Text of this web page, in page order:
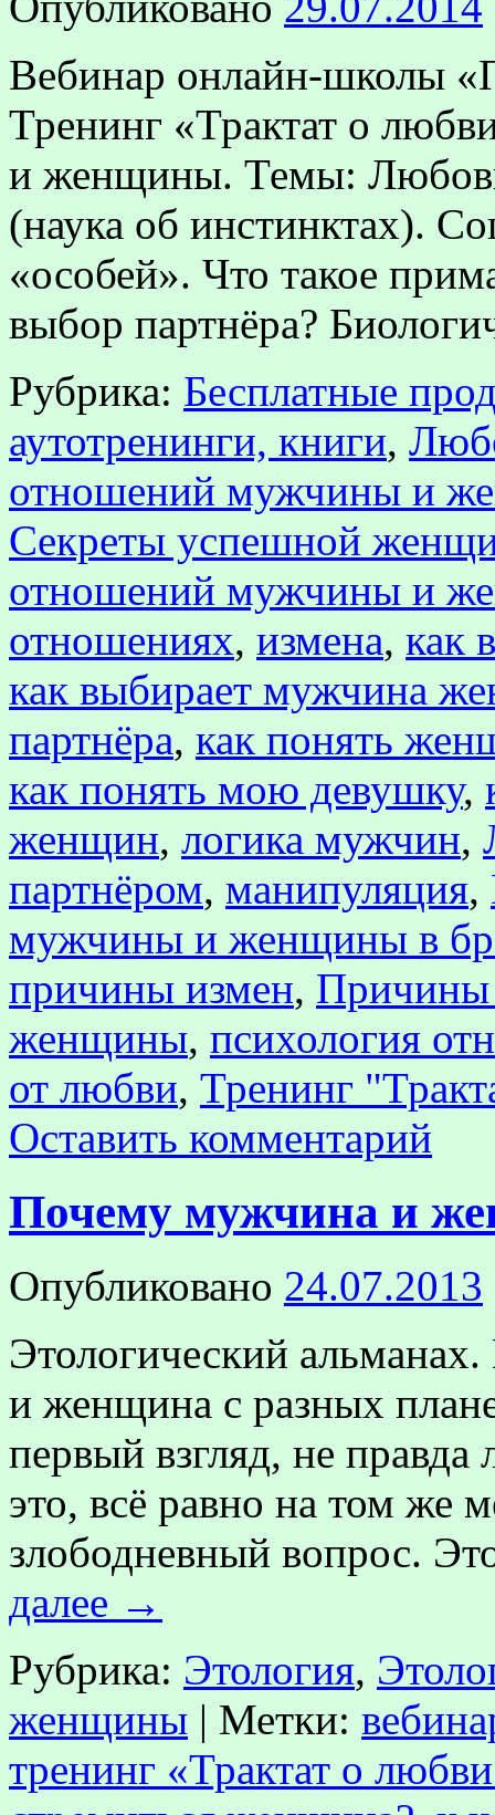
Вебинар онлайн-школы
Тренинг «Трактат о
и женщины. Темы: Любовь
(наука об инстинктах).
«особей». Что такое
выбор партнёра?
Рубрика: Бесплатные
аутотренинги, книги,
отношений мужчины и
Секреты успешной
отношений мужчины и
отношениях, измена, как
как выбирает мужчина
партнёра, как понять
как понять мою девушку,
женщин, логика мужчин,
партнёром, манипуляция,
мужчины и женщины в
причины измен, Причины
женщины, психология
от любви, Тренинг
Оставить комментарий
Почему мужчина и
Опубликовано 24.07.2013
Этологический
и женщина с разных
первый взгляд, не
это, всё равно на том же
злободневный вопрос.
далее →
Рубрика: Этология,
женщины | Метки:
тренинг «Трактат о